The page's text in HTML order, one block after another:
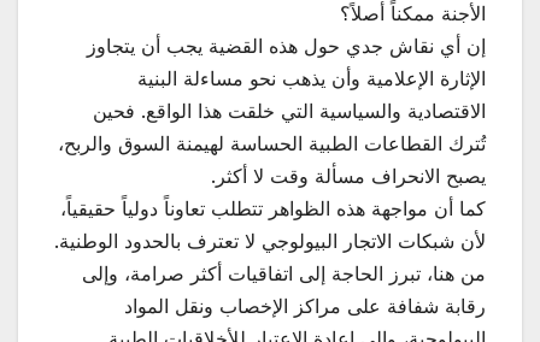
الأجنة ممكناً أصلاً؟
إن أي نقاش جدي حول هذه القضية يجب أن يتجاوز
الإثارة الإعلامية وأن يذهب نحو مساءلة البنية
الاقتصادية والسياسية التي خلقت هذا الواقع. فحين
تُترك القطاعات الطبية الحساسة لهيمنة السوق والربح،
يصبح الانحراف مسألة وقت لا أكثر.
كما أن مواجهة هذه الظواهر تتطلب تعاوناً دولياً حقيقياً،
لأن شبكات الاتجار البيولوجي لا تعترف بالحدود الوطنية.
من هنا، تبرز الحاجة إلى اتفاقيات أكثر صرامة، وإلى
رقابة شفافة على مراكز الإخصاب ونقل المواد